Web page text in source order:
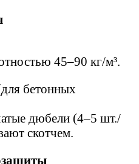
45–90 кг/м³.
бетонных
дюбели (4–5 шт./
скотчем.